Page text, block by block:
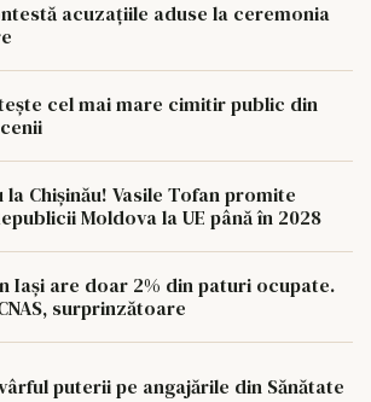
acuzațiile aduse la ceremonia
cel mai mare cimitir public din
la Chișinău! Vasile Tofan promite
Moldova la UE până în 2028
Iași are doar 2% din paturi ocupate.
surprinzătoare
puterii pe angajările din Sănătate